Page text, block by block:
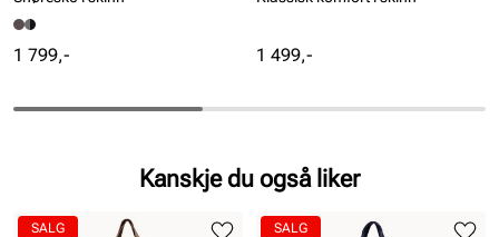
Pris
1 799,- Pris
1 499,-
Kanskje du også liker
SALG SALG